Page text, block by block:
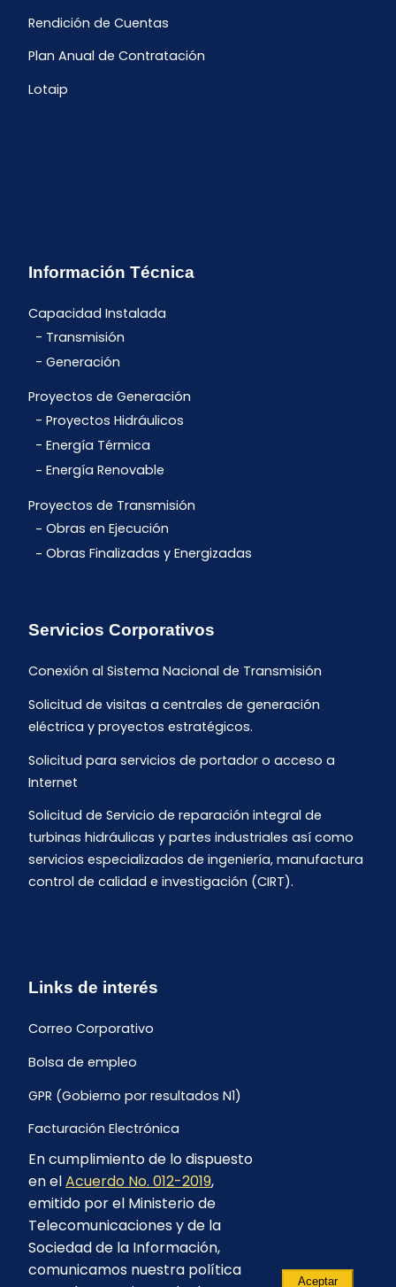
Rendición de Cuentas
Plan Anual de Contratación
Lotaip
Información Técnica
Capacidad Instalada
Transmisión
Generación
Proyectos de Generación
Proyectos Hidráulicos
Energía Térmica
Energía Renovable
Proyectos de Transmisión
Obras en Ejecución
Obras Finalizadas y Energizadas
Servicios Corporativos
Conexión al Sistema Nacional de Transmisión
Solicitud de visitas a centrales de generación
eléctrica y proyectos estratégicos.
Solicitud para servicios de portador o acceso a
Internet
Solicitud de Servicio de reparación integral de
turbinas hidráulicas y partes industriales así como
servicios especializados de ingeniería, manufactura
control de calidad e investigación (CIRT).
Links de interés
Correo Corporativo
Bolsa de empleo
GPR (Gobierno por resultados N1)
Facturación Electrónica
Archivo Histórico de Facturación
Portal Ambiental y Social
Proyecto Geotérmico Chachimbiro
Contratación consultoría mediante “Lista Corta”
En cumplimiento de lo dispuesto
en elAcuerdo No. 012-2019,
emitido por el Ministerio de
Telecomunicaciones y de la
Sociedad de la Información,
comunicamos nuestra política
Aceptar